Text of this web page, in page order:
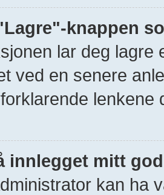
knappen
lar deg lagre
ved en senere
lenkene
innlegget mitt
kan ha